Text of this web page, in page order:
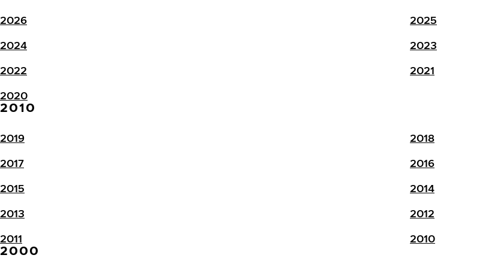
2026
2025
2024
2023
2022
2021
2020
2010
2019
2018
2017
2016
2015
2014
2013
2012
2011
2010
2000